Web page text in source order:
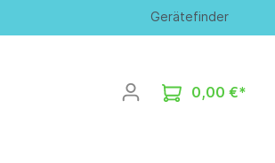
Gerätefinder
0,00 €*